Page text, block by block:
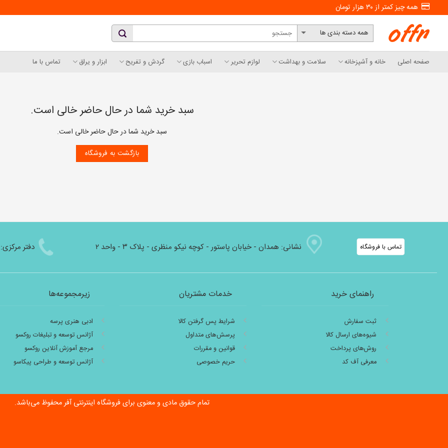
to
content
همه چیز کمتر از ۳۰ هزار تومان
صفحه اصلی خانه و آشپزخانه سلامت و بهداشت لوازم تحریر اسباب بازی گردش و تفریح ابزار و یراق تماس با ما
سبد خرید شما در حال حاضر خالی است.
سبد خرید شما در حال حاضر خالی است.
بازگشت به فروشگاه
دفتر مرکزی:‌ نشانی:‌ همدان - خیابان پاستور - کوچه نیکو منظری - پلاک ۳ - واحد ۲ تماس با فروشگاه
راهنمای خرید
ثبت سفارش
شیوه‌های ارسال کالا
روش‌های پرداخت
معرفی آف کد
خدمات مشتریان
شرایط پس گرفتن کالا
پرسش‌های متداول
قوانین و مقررات
حریم خصوصی
زیرمجموعه‌ها
ادبی هنری پرسه
آژانس توسعه و تبلیغات روکسو
مرجع آموزش آنلاین روکسو
آژانس توسعه و طراحی پیکاسو
تمام حقوق مادی و معنوی برای فروشگاه اینترنتی آفر محفوظ می‌باشد.